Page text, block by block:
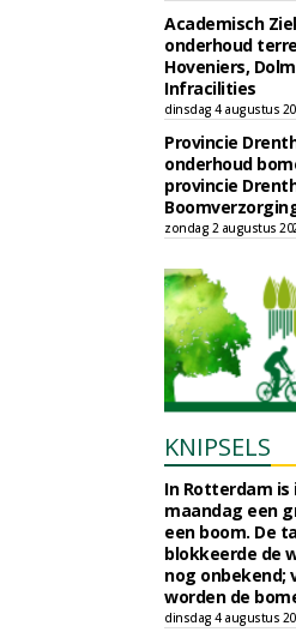
Academisch
onderhoud
Hoveniers,
Infracilities
dinsdag 4 augustus
Provincie
onderhoud
provincie
zondag 2 augustus
KNIPSELS
In Rotterdam is
maandag een
een boom. De
blokkeerde de
nog onbekend;
worden de
dinsdag 4 augustus